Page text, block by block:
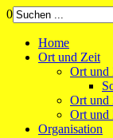
0
Home
Ort und Zeit
Ort und
Ort und
Ort und
Organisation